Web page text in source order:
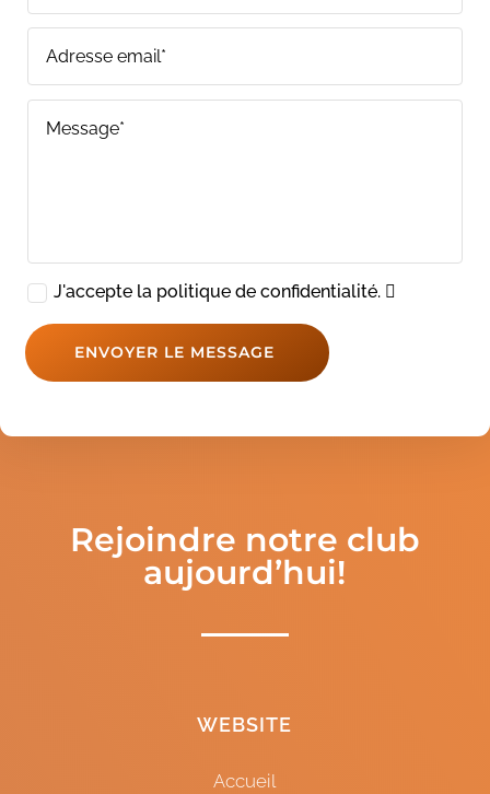
J'accepte la politique de confidentialité.
ENVOYER LE MESSAGE
Rejoindre notre club
aujourd’hui!
WEBSITE
Accueil